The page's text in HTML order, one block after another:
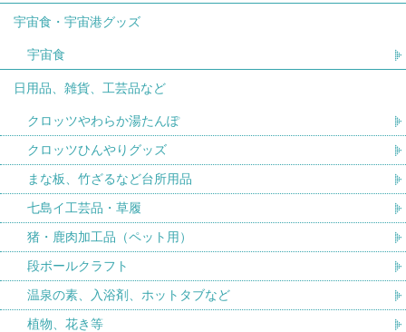
宇宙食・宇宙港グッズ
宇宙食
日用品、雑貨、工芸品など
クロッツやわらか湯たんぽ
クロッツひんやりグッズ
まな板、竹ざるなど台所用品
七島イ工芸品・草履
猪・鹿肉加工品（ペット用）
段ボールクラフト
温泉の素、入浴剤、ホットタブなど
植物、花き等